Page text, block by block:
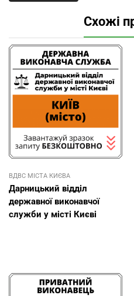
Схожі
ВДВС МІСТА КИЄВА
Дарницький відділ
державної виконавчої
служби у місті Києві